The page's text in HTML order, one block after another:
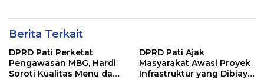
Berita Terkait
DPRD Pati Perketat
Pengawasan MBG, Hardi
Soroti Kualitas Menu dan
DPRD Pati Ajak
Masyarakat Awasi Proyek
Infrastruktur yang Dibiayai